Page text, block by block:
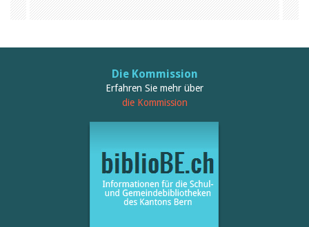
Felicitas Isler
Andrea Grichting
Die Kommission
Erfahren Sie mehr über
die Kommission